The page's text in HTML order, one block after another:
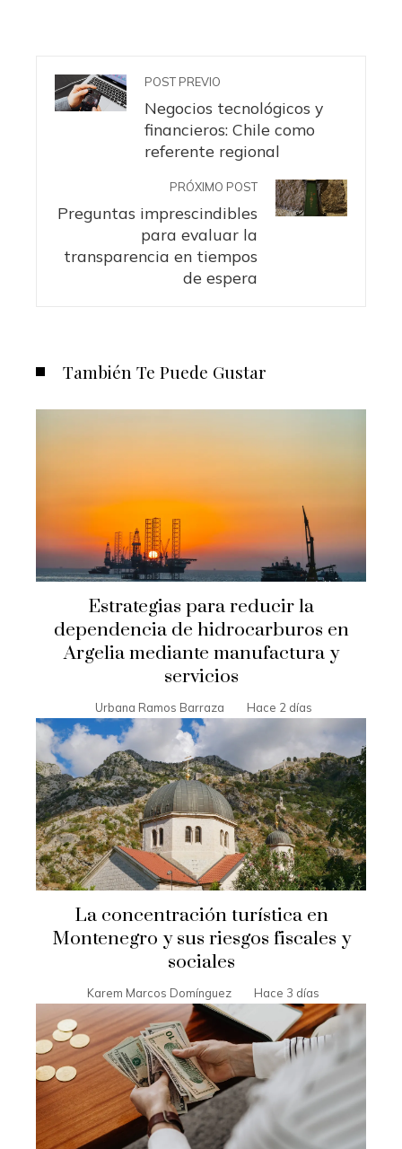
POST PREVIO
Negocios tecnológicos y
financieros: Chile como
referente regional
PRÓXIMO POST
Preguntas imprescindibles
para evaluar la
transparencia en tiempos
de espera
También Te Puede Gustar
Estrategias para reducir la
dependencia de hidrocarburos en
Argelia mediante manufactura y
servicios
Urbana Ramos Barraza Hace 2 días
La concentración turística en
Montenegro y sus riesgos fiscales y
sociales
Karem Marcos Domínguez Hace 3 días